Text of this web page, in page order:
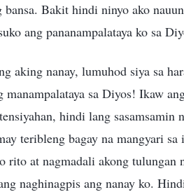
Bakit hindi ninyo ako
ang pananampalataya ko sa
aking nanay, lumuhod siya sa
manampalataya sa Diyos! Ikaw
hindi lang sasamsamin
teribleng bagay na mangyari sa
at nagmadali akong tulungan
naghinagpis ang nanay ko.